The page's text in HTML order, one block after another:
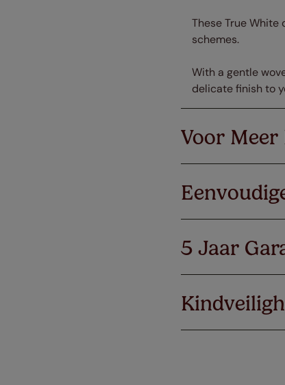
These True
schemes.
With a gentle
delicate finish to
Voor Meer
5 Jaar